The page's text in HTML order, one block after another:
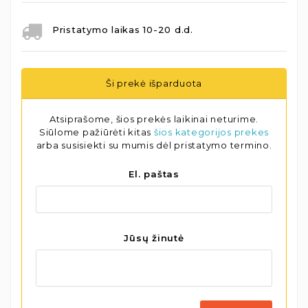
Pristatymo laikas 10-20 d.d.
Ši prekė išparduota
Atsiprašome, šios prekės laikinai neturime.
Siūlome pažiūrėti kitas šios kategorijos prekes
arba susisiekti su mumis dėl pristatymo termino.
El. paštas
Jūsų žinutė